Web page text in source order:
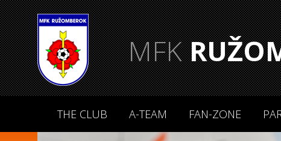
MFK
THE CLUB A-TEAM FAN-ZONE